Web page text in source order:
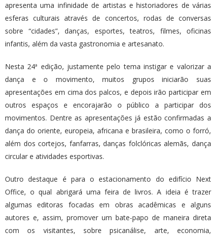
apresenta uma infinidade de artistas e historiadores de várias
esferas culturais através de concertos, rodas de conversas
sobre “cidades”, danças, esportes, teatros, filmes, oficinas
infantis, além da vasta gastronomia e artesanato.
Nesta 24ª edição, justamente pelo tema instigar e valorizar a
dança e o movimento, muitos grupos iniciarão suas
apresentações em cima dos palcos, e depois irão participar em
outros espaços e encorajarão o público a participar dos
movimentos. Dentre as apresentações já estão confirmadas a
dança do oriente, europeia, africana e brasileira, como o forró,
além dos cortejos, fanfarras, danças folclóricas alemãs, dança
circular e atividades esportivas.
Outro destaque é para o estacionamento do edifício Next
Office, o qual abrigará uma feira de livros. A ideia é trazer
algumas editoras focadas em obras acadêmicas e alguns
autores e, assim, promover um bate-papo de maneira direta
com os visitantes, sobre psicanálise, arte, economia,